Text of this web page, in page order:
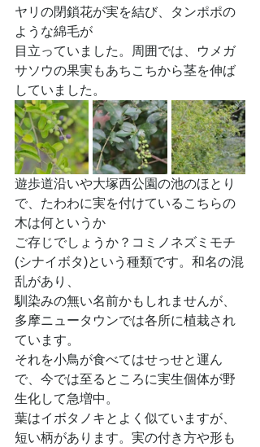
ヤリの閉鎖花が実を結び、タンポポの
ような綿毛が
目立っていました。周囲では、ウメガ
サソウの果実もあちこちから茎を伸ば
していました。
遊歩道沿いや大塚西公園の池のほとり
で、たわわに実を付けているこちらの
木は何というか
ご存じでしょうか？コミノネズミモチ
(シナイボタ)という種類です。和名の混
乱があり、
馴染みの無い名前かもしれませんが、
多摩ニュータウンでは各所に植栽され
ています。
それを小鳥が食べてはせっせと運ん
で、今では至るところに実生個体が野
生化して急増中。
葉はイボタノキとよく似ていますが、
短い柄があります。実の付き方や形も